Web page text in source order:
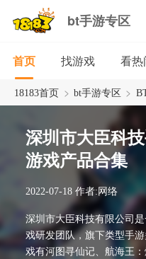
bt手游专区
首页 找游戏 看热
18183首页 > bt手游专区 >
深圳市大臣科
游戏产品合集
2022-07-18 作者:网络
深圳市大臣科技有限公司
戏研发团队，旗下类型手
戏有河图寻仙记、航海王